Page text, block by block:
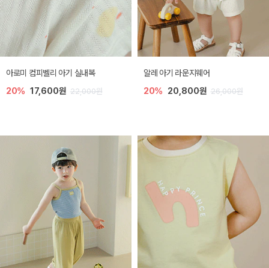
아로미 컴피벨리 아기 실내복
20% 17,600원 22,000원
알레 아기 라운지웨어
20% 20,800원 26,000원